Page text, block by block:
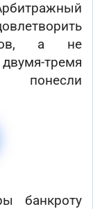
а не
тремя
понесли
банкроту